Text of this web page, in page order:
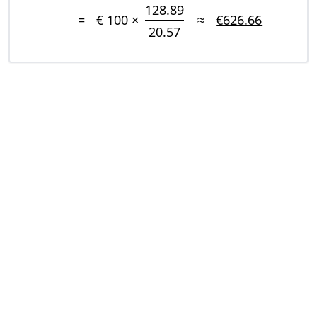
= € 100 ×
128.89
20.57
≈ €626.66